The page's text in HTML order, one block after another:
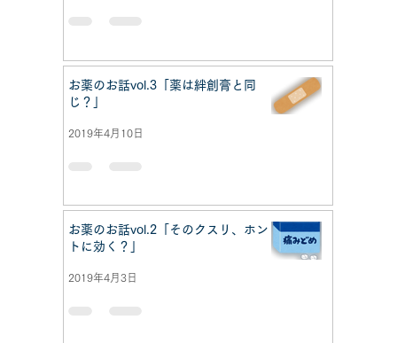
お薬のお話vol.3「薬は絆創膏と同
じ？」
2019年4月10日
お薬のお話vol.2「そのクスリ、ホン
トに効く？」
2019年4月3日